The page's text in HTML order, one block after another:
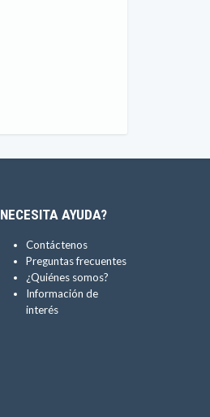
AYUDA?
Contáctenos
Preguntas frecuentes
¿Quiénes somos?
Información de
interés